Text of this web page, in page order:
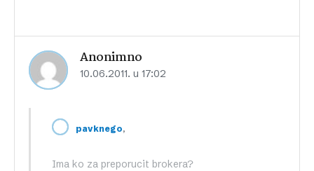
Anonimno
10.06.2011. u 17:02
pavknego,
Ima ko za preporucit brokera?